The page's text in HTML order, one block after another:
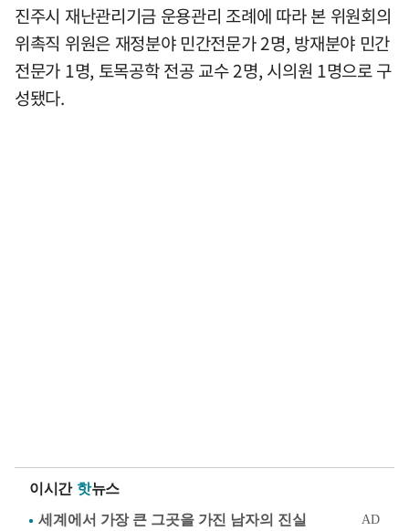
진주시 재난관리기금 운용관리 조례에 따라 본 위원회의
위촉직 위원은 재정분야 민간전문가 2명, 방재분야 민간
전문가 1명, 토목공학 전공 교수 2명, 시의원 1명으로 구
성됐다.
이시간 핫뉴스